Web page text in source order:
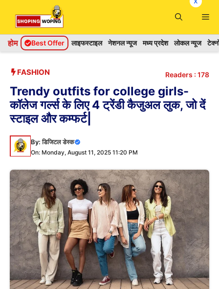
content
होम Best Offer लाइफस्टाइल नेशनल न्यूज मध्य प्रदेश लोकल न्यूज
FASHION Readers : 178
Trendy outfits for college girls-
कॉलेज गर्ल्स के लिए 4 ट्रेंडी कैजुअल लुक, जो दें
स्टाइल और कम्फर्ट|
By:डिजिटल डेस्क
On: Monday, August 11, 2025 11:20 PM